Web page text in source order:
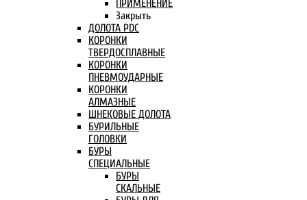
ПРИМЕНЕНИЕ
Закрыть
ДОЛОТА PDC
КОРОНКИ
ТВЕРДОСПЛАВНЫЕ
КОРОНКИ
ПНЕВМОУДАРНЫЕ
КОРОНКИ
АЛМАЗНЫЕ
ШНЕКОВЫЕ ДОЛОТА
БУРИЛЬНЫЕ
ГОЛОВКИ
БУРЫ
СПЕЦИАЛЬНЫЕ
БУРЫ
СКАЛЬНЫЕ